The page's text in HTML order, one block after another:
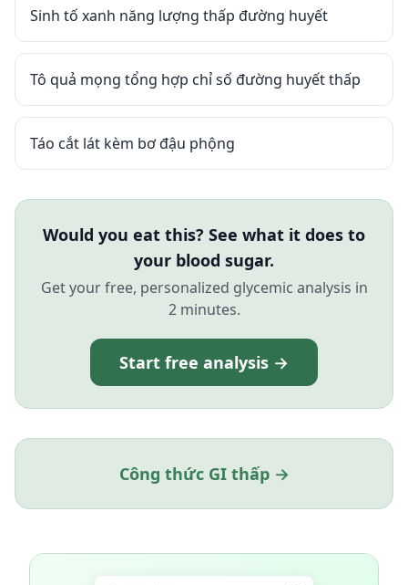
Sinh tố xanh năng lượng thấp đường huyết
Tô quả mọng tổng hợp chỉ số đường huyết thấp
Táo cắt lát kèm bơ đậu phộng
Would you eat this? See what it does to
your blood sugar.
Get your free, personalized glycemic analysis in
2 minutes.
Start free analysis →
Công thức GI thấp →